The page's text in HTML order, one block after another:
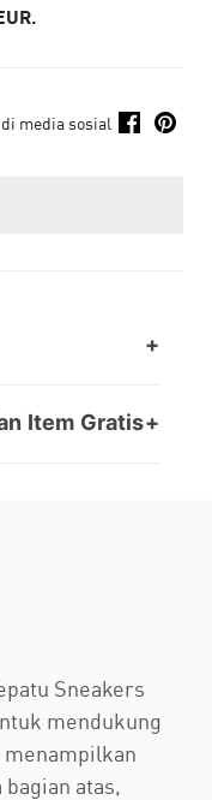
media sosial
Item Gratis
Sneakers
mendukung
menampilkan
atas,